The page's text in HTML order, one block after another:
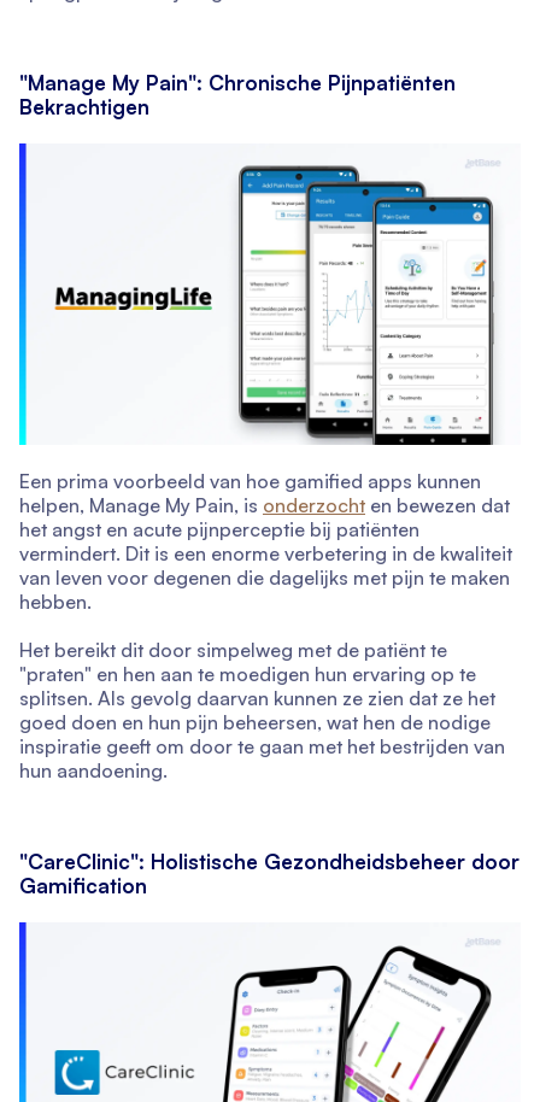
"Manage My Pain": Chronische Pijnpatiënten
Bekrachtigen
Een prima voorbeeld van hoe gamified apps kunnen
helpen, Manage My Pain, is onderzocht en bewezen dat
het angst en acute pijnperceptie bij patiënten
vermindert. Dit is een enorme verbetering in de kwaliteit
van leven voor degenen die dagelijks met pijn te maken
hebben.
Het bereikt dit door simpelweg met de patiënt te
"praten" en hen aan te moedigen hun ervaring op te
splitsen. Als gevolg daarvan kunnen ze zien dat ze het
goed doen en hun pijn beheersen, wat hen de nodige
inspiratie geeft om door te gaan met het bestrijden van
hun aandoening.
"CareClinic": Holistische Gezondheidsbeheer door
Gamification